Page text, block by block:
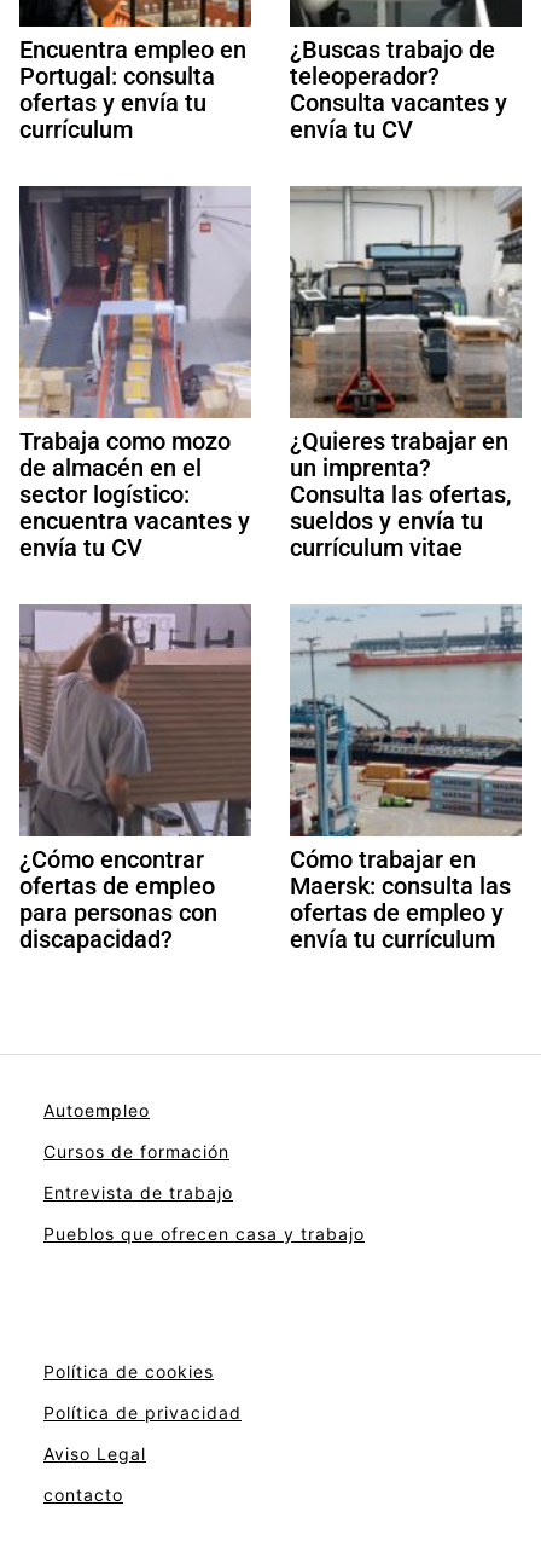
Encuentra empleo en
Portugal: consulta
ofertas y envía tu
currículum
¿Buscas trabajo de
teleoperador?
Consulta vacantes y
envía tu CV
Trabaja como mozo
de almacén en el
sector logístico:
encuentra vacantes y
envía tu CV
¿Quieres trabajar en
un imprenta?
Consulta las ofertas,
sueldos y envía tu
currículum vitae
¿Cómo encontrar
ofertas de empleo
para personas con
discapacidad?
Cómo trabajar en
Maersk: consulta las
ofertas de empleo y
envía tu currículum
Autoempleo
Cursos de formación
Entrevista de trabajo
Pueblos que ofrecen casa y trabajo
Política de cookies
Política de privacidad
Aviso Legal
contacto